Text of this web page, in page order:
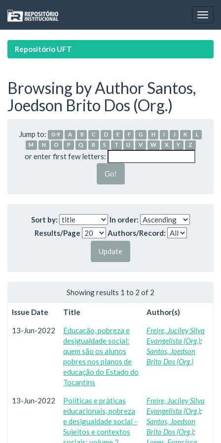
navigation
Repositório UFT
Browsing by Author Santos,
Joedson Brito Dos (Org.)
Jump to: 0-9 A B C D E F G H I J K
L
M
N O P Q R S T U V W X Y Z
or enter first few letters:
Sort by:
In order:
Results/Page
Authors/Record:
Showing results 1 to 2 of 2
Issue Date Title Author(s)
13-Jun-2022
Educação, pobreza e
desigualdade social:
quem são os alunos
pobres nos planos de
educação do Estado do
Tocantins
Freire, Juciley Silva
Evangelista (Org.);
Santos, Joedson
Brito Dos (Org.)
13-Jun-2022
Políticas e práticas
educacionais, pobreza
e desigualdade social -
Sujeitos e contextos
Freire, Juciley Silva
Evangelista (Org.);
Santos, Joedson
Brito Dos (Org.);